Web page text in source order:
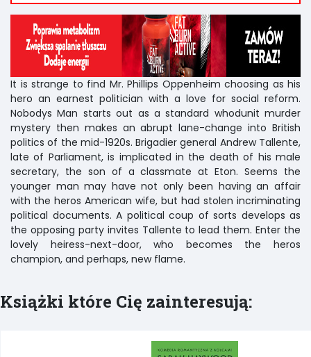
It is strange to find Mr. Phillips Oppenheim choosing as his
hero an earnest politician with a love for social reform.
Nobodys Man starts out as a standard whodunit murder
mystery then makes an abrupt lane-change into British
politics of the mid-1920s. Brigadier general Andrew Tallente,
late of Parliament, is implicated in the death of his male
secretary, the son of a classmate at Eton. Seems the
younger man may have not only been having an affair
with the heros American wife, but had stolen incriminating
political documents. A political coup of sorts develops as
the opposing party invites Tallente to lead them. Enter the
lovely heiress-next-door, who becomes the heros
champion, and perhaps, new flame.
Książki które Cię zainteresują: